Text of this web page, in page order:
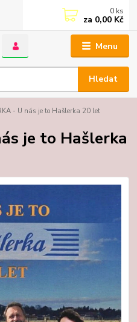
Menu
Hledat
0 ks
za 0,00 Kč
- U nás je to Hašlerka 20 let
je to Hašlerka